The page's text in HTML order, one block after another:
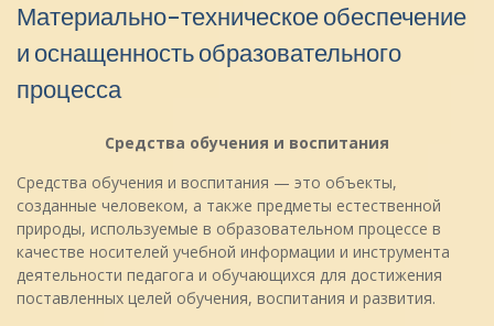
Материально-техническое обеспечение
и оснащенность образовательного
процесса
Средства обучения и воспитания
Средства обучения и воспитания — это объекты,
созданные человеком, а также предметы естественной
природы, используемые в образовательном процессе в
качестве носителей учебной информации и инструмента
деятельности педагога и обучающихся для достижения
поставленных целей обучения, воспитания и развития.